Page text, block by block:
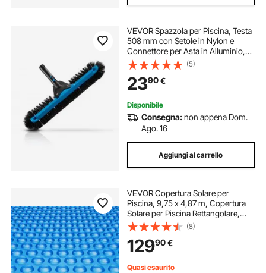
VEVOR Spazzola per Piscina, Testa
508 mm con Setole in Nylon e
Connettore per Asta in Alluminio,
Testa della Spazzola per la Pulizia di
Piscine Interrate Fuori Terra, Senza
Asta
(5)
2390€
Disponibile
Consegna:non appena Dom.
Ago. 16
Aggiungi al carrello
VEVOR Copertura Solare per
Piscina, 9,75 x 4,87 m, Copertura
Solare per Piscina Rettangolare,
Spessore 0,3 mm, Protezione per
Piscina per Piscina Interrata Fuori
Terra, per Riscaldamento Acqua,
Blu
(8)
12990€
Quasi esaurito